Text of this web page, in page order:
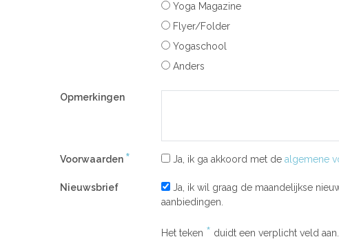
Yoga Magazine
Flyer/Folder
Yogaschool
Anders
Opmerkingen
Voorwaarden * Ja, ik ga akkoord met de algemene
Nieuwsbrief
Ja, ik wil graag de maandelijkse
aanbiedingen.
Het teken * duidt een verplicht veld aan.